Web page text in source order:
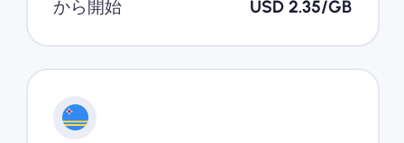
から開始
USD 2.35/GB